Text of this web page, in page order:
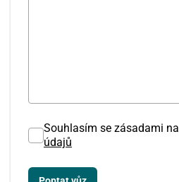
Souhlasím se zásadami na
údajů